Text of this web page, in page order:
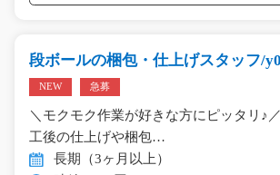
段ボールの梱包・仕上げスタッフ/
NEW 急募
＼モクモク作業が好きな方にピッタリ♪
工後の仕上げや梱包…
長期（3ヶ月以上）